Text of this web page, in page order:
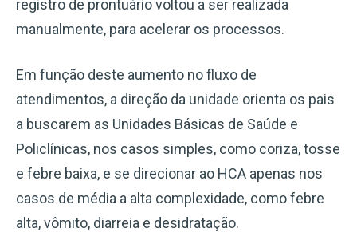
registro de prontuário voltou a ser realizada
manualmente, para acelerar os processos.
Em função deste aumento no fluxo de
atendimentos, a direção da unidade orienta os pais
a buscarem as Unidades Básicas de Saúde e
Policlínicas, nos casos simples, como coriza, tosse
e febre baixa, e se direcionar ao HCA apenas nos
casos de média a alta complexidade, como febre
alta, vômito, diarreia e desidratação.